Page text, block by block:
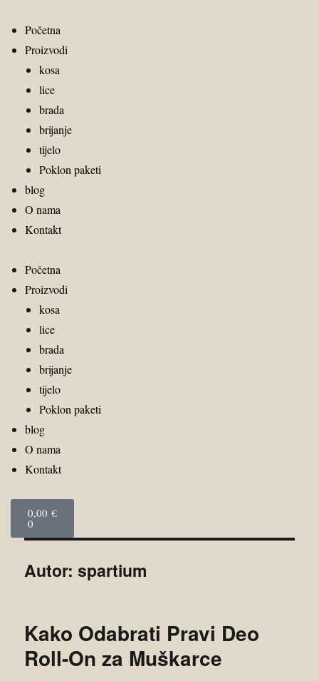
Početna
Proizvodi
kosa
lice
brada
brijanje
tijelo
Poklon paketi
blog
O nama
Kontakt
Početna
Proizvodi
kosa
lice
brada
brijanje
tijelo
Poklon paketi
blog
O nama
Kontakt
0,00 €
0
Autor:spartium
Kako Odabrati Pravi Deo
Roll-On za Muškarce